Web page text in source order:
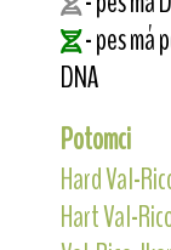
- pes má
DNA
Potomci
Hard Val-
Hart Val-